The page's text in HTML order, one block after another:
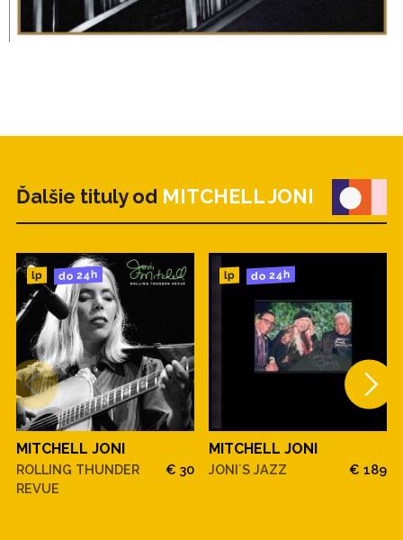
Ďalšie tituly od MITCHELL JONI
lp do 24h
MITCHELL JONI
ROLLING THUNDER
REVUE
€ 30
lp do 24h
MITCHELL JONI
JONI´S JAZZ € 189